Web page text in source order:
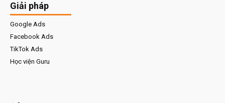
Giải pháp
Google Ads
Facebook Ads
TikTok Ads
Học viện Guru